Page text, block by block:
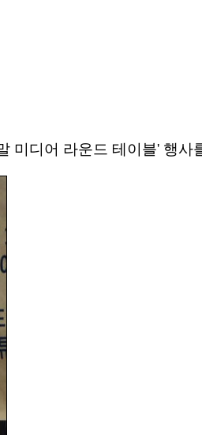
미디어 라운드 테이블' 행사